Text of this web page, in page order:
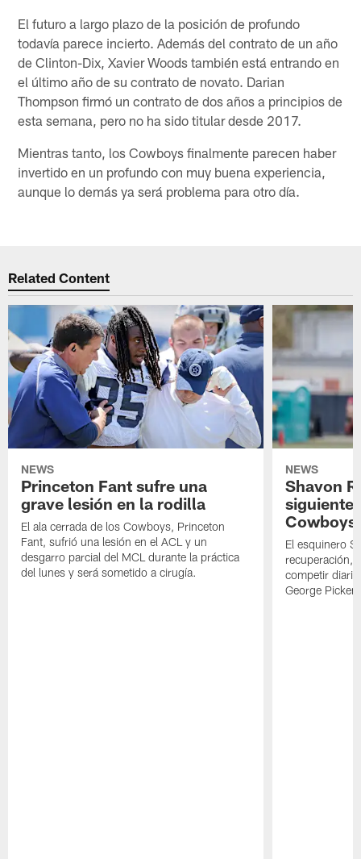
El futuro a largo plazo de la posición de profundo
todavía parece incierto. Además del contrato de un año
de Clinton-Dix, Xavier Woods también está entrando en
el último año de su contrato de novato. Darian
Thompson firmó un contrato de dos años a principios de
esta semana, pero no ha sido titular desde 2017.
Mientras tanto, los Cowboys finalmente parecen haber
invertido en un profundo con muy buena experiencia,
aunque lo demás ya será problema para otro día.
Related Content
NEWS
Princeton Fant sufre una
grave lesión en la rodilla
El ala cerrada de los Cowboys, Princeton
Fant, sufrió una lesión en el ACL y un
desgarro parcial del MCL durante la práctica
del lunes y será sometido a cirugía.
NEWS
Shavon
siguiente
Cowboys
El esquinero
recuperación,
competir
George